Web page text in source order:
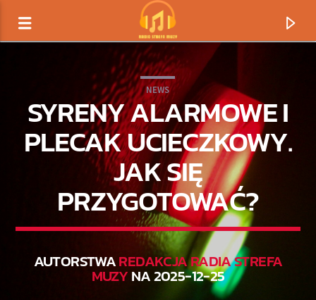
TERAZ GRAMY
NEWS
SYRENY ALARMOWE I
PLECAK UCIECZKOWY.
JAK SIĘ
PRZYGOTOWAĆ?
AUTORSTWAREDAKCJA RADIA STREFA
MUZYNA 2025-12-25